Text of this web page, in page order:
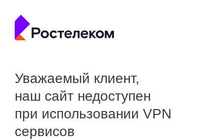
Уважаемый клиент,
наш сайт недоступен
при использовании VPN
сервисов